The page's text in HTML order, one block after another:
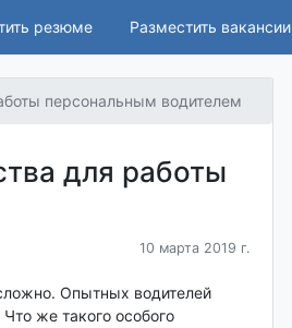
резюме Разместить вакансии
персональным водителем
для работы
10 марта 2019 г.
Опытных водителей
же такого особого